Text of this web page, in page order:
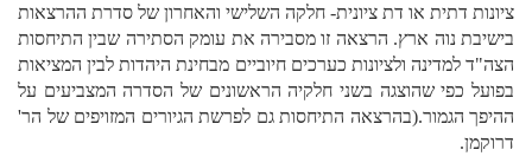
ציונות דתית או דת ציונית- חלקה השלישי והאחרון של סדרת ההרצאות
בישיבת נוה ארץ. הרצאה זו מסבירה את עומק הסתירה שבין התיחסות
הצה"ד למדינה ולציונות כערכים חיוביים מבחינת היהדות לבין המציאות
בפועל כפי שהוצגה בשני חלקיה הראשונים של הסדרה המצביעים על
ההיפך הגמור.(בהרצאה התיחסות גם לפרשת הגיורים המזויפים של הר'
דרוקמן.